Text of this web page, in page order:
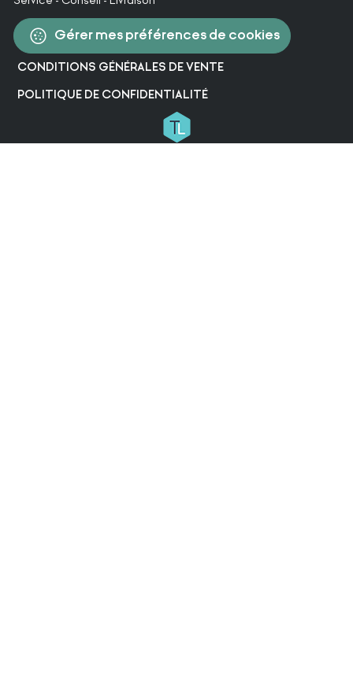
Gérer mes préférences de cookies
CONDITIONS GÉNÉRALES DE VENTE
POLITIQUE DE CONFIDENTIALITÉ